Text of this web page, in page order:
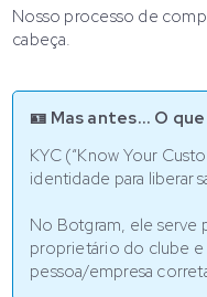
Nosso processo de
cabeça.
🪪 Mas antes... O que
KYC (“Know Your
identidade para liberar
No Botgram, ele serve
proprietário do clube e
pessoa/empresa